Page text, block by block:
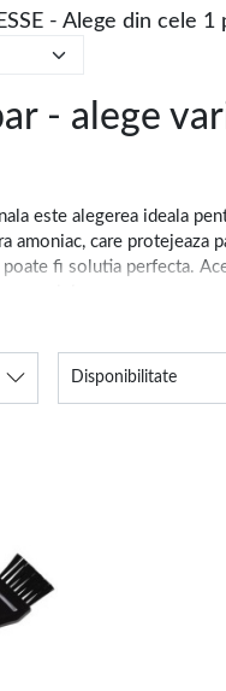
- Alege din cele 1
- alege
este alegerea ideala
amoniac, care protejeaza
poate fi solutia perfecta.
vopsele profesionale
naturala de par sau una
amoniac din
cei care doresc sa obtina
firului de par.
Disponibilitate